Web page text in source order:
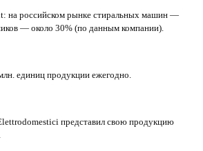
на российском рынке стиральных машин —
— около 30% (по данным компании).
единиц продукции ежегодно.
представил свою продукцию